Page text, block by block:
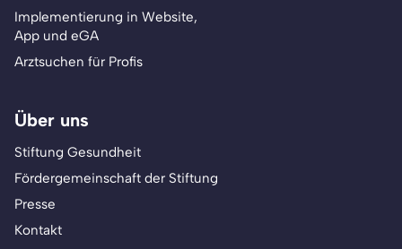
Implementierung in Website,
App und eGA
Arztsuchen für Profis
Über uns
Stiftung Gesundheit
Fördergemeinschaft der Stiftung
Presse
Kontakt